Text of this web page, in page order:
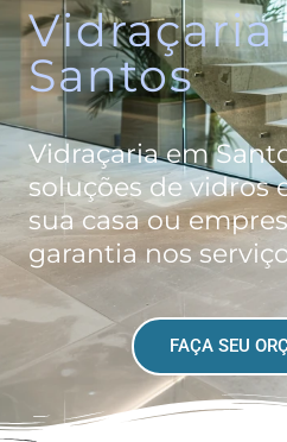
Vidraçaria
Santos
Vidraçaria em
soluções de vidros
sua casa ou
garantia nos
FAÇA SEU